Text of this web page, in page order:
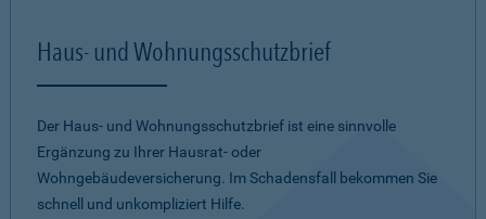
Haus- und Wohnungsschutzbrief
Der Haus- und Wohnungsschutzbrief ist eine sinnvolle
Ergänzung zu Ihrer Hausrat- oder
Wohngebäudeversicherung. Im Schadensfall bekommen Sie
schnell und unkompliziert Hilfe.